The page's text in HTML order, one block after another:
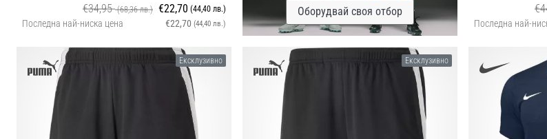
€34,95(68,36 лв.) €22,70 (44,40 лв.)
Последна най-ниска цена €22,70 (44,40 лв.)
XXS (111-116 cm) 128
Оборудвай своя отбор
Последна най-
Ексклузивно Ексклузивно